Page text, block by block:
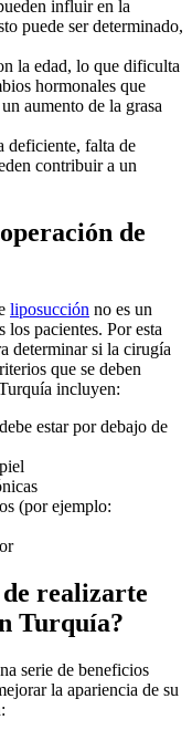
influir en la
puede ser determinado,
la edad, lo que dificulta
hormonales que
aumento de la grasa
deficiente, falta de
contribuir a un
de
liposucción no es un
los pacientes. Por esta
determinar si la cirugía
que se deben
incluyen:
estar por debajo de
(por ejemplo:
de realizarte
Turquía?
serie de beneficios
la apariencia de su